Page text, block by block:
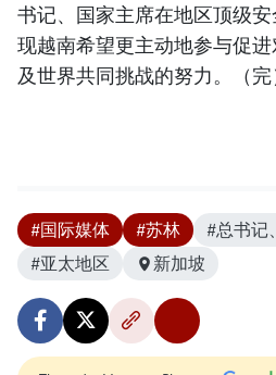
书记、国家主席在地区顶级
现越南希望更主动地参与促
及世界共同挑战的努力。（完
#国际媒体 #苏林
#总书记
#亚太地区
新加坡